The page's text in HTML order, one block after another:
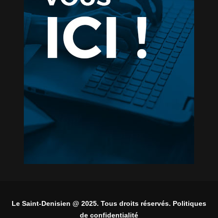
Le Saint-Denisien @ 2025. Tous droits réservés. Politiques
de confidentialité